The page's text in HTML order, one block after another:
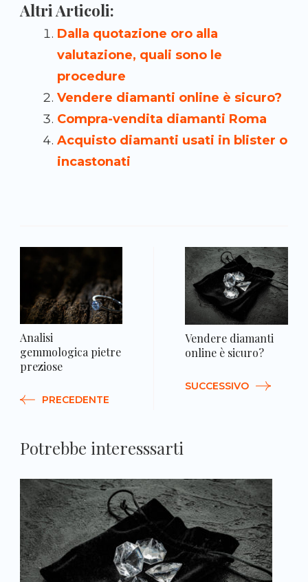
Altri Articoli:
Dalla quotazione oro alla
valutazione, quali sono le
procedure
Vendere diamanti online è sicuro?
Compra-vendita diamanti Roma
Acquisto diamanti usati in blister o
incastonati
Analisi
gemmologica pietre
preziose
PRECEDENTE
Vendere diamanti
online è sicuro?
SUCCESSIVO
Potrebbe interesssarti